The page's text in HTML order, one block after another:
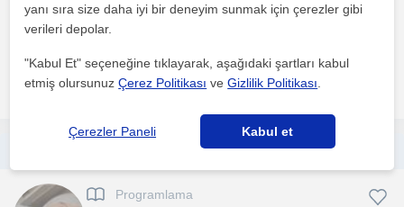
Marmara Üniversitesinde 2. Sınıf Elektrik ve Elektronik
Mühendisliği öğrencisiyim. Kodlama alanındaki tecrübem üniv...
daha fazlasını gör Ücretsiz iletişime geç
Programlama
yanı sıra size daha iyi bir deneyim sunmak için çerezler gibi
verileri depolar.
"Kabul Et" seçeneğine tıklayarak, aşağıdaki şartları kabul
etmiş olursunuzÇerez Politikası veGizlilik Politikası
Çerezler Paneli Kabul et